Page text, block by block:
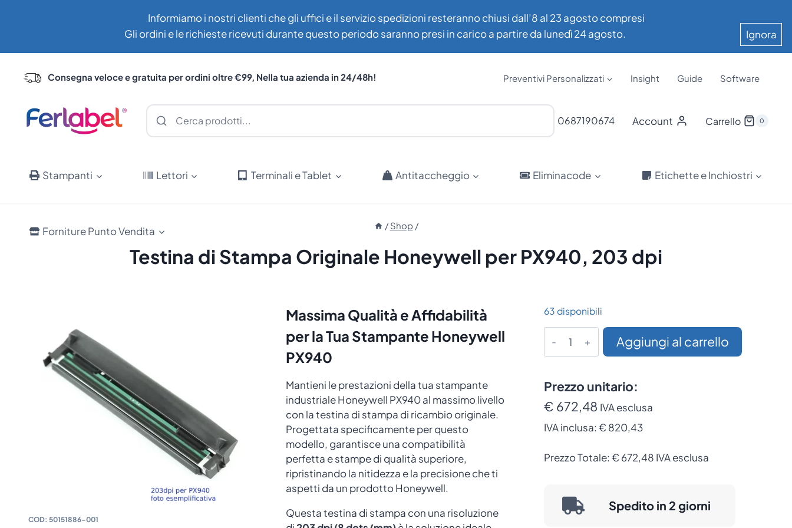
Informiamo i nostri clienti che gli uffici e il servizio spedizioni resteranno chiusi dall’8 al 23 agosto compresi
Gli ordini e le richieste ricevuti durante questo periodo saranno presi in carico a partire da lunedì 24 agosto.
Ignora
Consegna veloce e gratuita per ordini oltre €99, Nella tua azienda in 24/48h! Preventivi Personalizzati Insight Guide Software
0687190674 Account Carrello 0
Stampanti Lettori Terminali e Tablet Antitaccheggio Eliminacode Etichette e Inchiostri
Forniture Punto Vendita / Shop /
Testina di Stampa Originale Honeywell per PX940, 203 dpi
COD: 50151886-001
Massima Qualità e Affidabilità
per la Tua Stampante Honeywell
PX940
Mantieni le prestazioni della tua stampante
industriale Honeywell PX940 al massimo livello
con la testina di stampa di ricambio originale.
Progettata specificamente per questo
modello, garantisce una compatibilità
perfetta e stampe di qualità superiore,
ripristinando la nitidezza e la precisione che ti
aspetti da un prodotto Honeywell.
Questa testina di stampa con una risoluzione
63 disponibili
Originale
per
PX940,
dpi
Aggiungi al carrello
Prezzo unitario:
€ 672,48 IVA esclusa
IVA inclusa: € 820,43
Prezzo Totale: € 672,48 IVA esclusa
Spedito in 2 giorni